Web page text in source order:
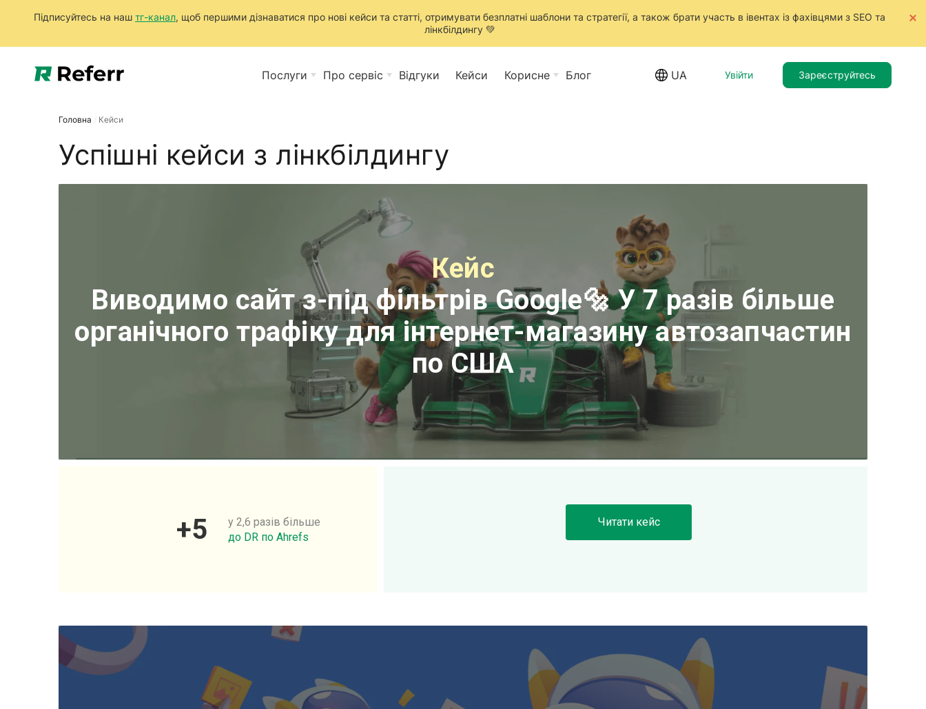
Підписуйтесь на наш тг-канал, щоб першими дізнаватися про нові кейси та статті, отримувати безплатні шаблони та стратегії, а також брати участь в івентах із фахівцями з SEO та
лінкбілдингу 💚
Послуги Про сервіс Відгуки Кейси Корисне Блог UA Увійти Зареєструйтесь
Головна Кейси
Успішні кейси з лінкбілдингу
Кейс
Виводимо сайт з-під фільтрів Google🔩 У 7 разів більше
органічного трафіку для інтернет-магазину автозапчастин
по США
+5
у 2,6 разів більше
до DR по Ahrefs
Читати кейс